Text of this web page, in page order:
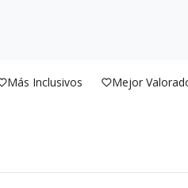
Más Inclusivos Mejor